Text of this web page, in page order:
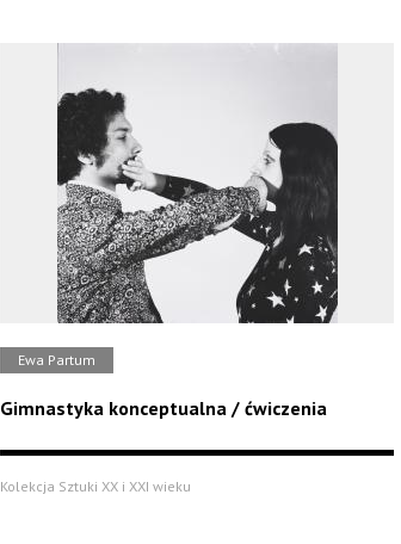
Ewa Partum
Gimnastyka konceptualna / ćwiczenia
Kolekcja Sztuki XX i XXI wieku